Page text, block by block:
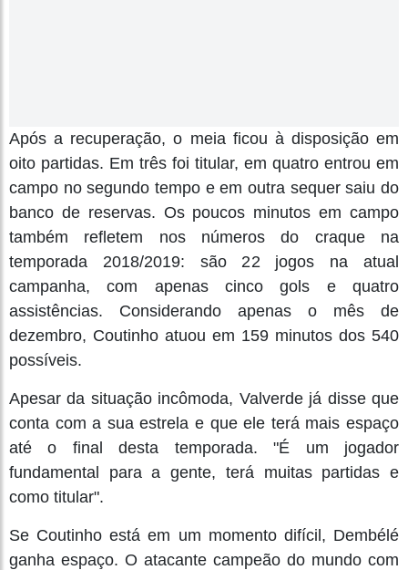
Após a recuperação, o meia ficou à disposição em
oito partidas. Em três foi titular, em quatro entrou em
campo no segundo tempo e em outra sequer saiu do
banco de reservas. Os poucos minutos em campo
também refletem nos números do craque na
temporada 2018/2019: são 22 jogos na atual
campanha, com apenas cinco gols e quatro
assistências. Considerando apenas o mês de
dezembro, Coutinho atuou em 159 minutos dos 540
possíveis.
Apesar da situação incômoda, Valverde já disse que
conta com a sua estrela e que ele terá mais espaço
até o final desta temporada. "É um jogador
fundamental para a gente, terá muitas partidas e
como titular".
Se Coutinho está em um momento difícil, Dembélé
ganha espaço. O atacante campeão do mundo com